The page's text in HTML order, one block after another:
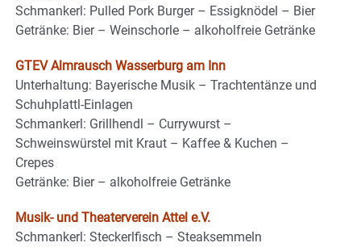
Schmankerl: Pulled Pork Burger – Essigknödel – Bier
Getränke: Bier – Weinschorle – alkoholfreie Getränke
GTEV Almrausch Wasserburg am Inn
Unterhaltung: Bayerische Musik – Trachtentänze und
Schuhplattl-Einlagen
Schmankerl: Grillhendl – Currywurst –
Schweinswürstel mit Kraut – Kaffee & Kuchen –
Crepes
Getränke: Bier – alkoholfreie Getränke
Musik- und Theaterverein Attel e.V.
Schmankerl: Steckerlfisch – Steaksemmeln